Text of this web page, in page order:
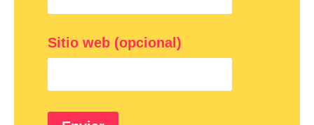
Sitio web (opcional)